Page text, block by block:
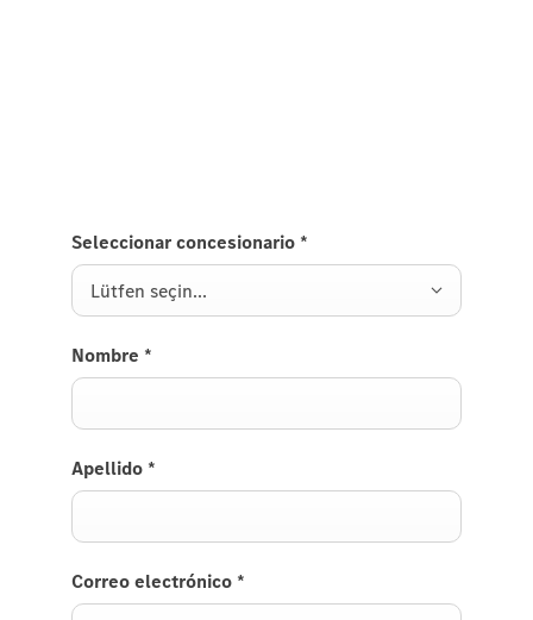
Seleccionar concesionario *
Lütfen seçin...
Nombre *
Apellido *
Correo electrónico *